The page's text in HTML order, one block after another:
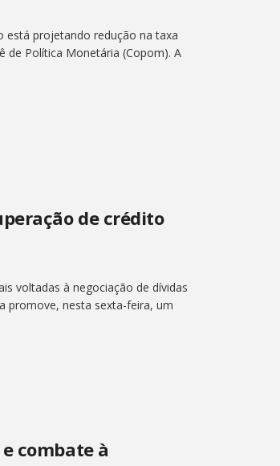
está projetando redução na taxa
de Política Monetária (Copom). A
de crédito
voltadas à negociação de dívidas
promove, nesta sexta-feira, um
combate à